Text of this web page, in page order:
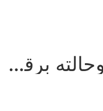
دریل چکشی دوحالته برقی اوزیتو استرالیا hdr-7113